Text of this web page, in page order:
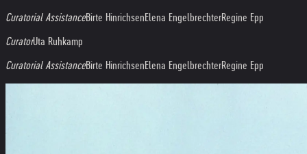
Curatorial AssistanceBirte HinrichsenElena EngelbrechterRegine Epp
CuratorUta Ruhkamp
Curatorial AssistanceBirte HinrichsenElena EngelbrechterRegine Epp